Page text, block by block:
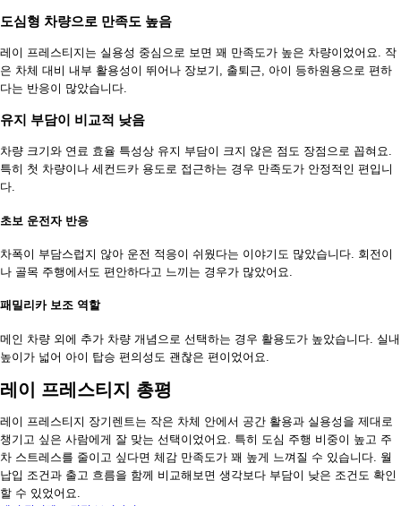
도심형 차량으로 만족도 높음
레이 프레스티지는 실용성 중심으로 보면 꽤 만족도가 높은 차량이었어요. 작
은 차체 대비 내부 활용성이 뛰어나 장보기, 출퇴근, 아이 등하원용으로 편하
다는 반응이 많았습니다.
유지 부담이 비교적 낮음
차량 크기와 연료 효율 특성상 유지 부담이 크지 않은 점도 장점으로 꼽혀요.
특히 첫 차량이나 세컨드카 용도로 접근하는 경우 만족도가 안정적인 편입니
다.
초보 운전자 반응
차폭이 부담스럽지 않아 운전 적응이 쉬웠다는 이야기도 많았습니다. 회전이
나 골목 주행에서도 편안하다고 느끼는 경우가 많았어요.
패밀리카 보조 역할
메인 차량 외에 추가 차량 개념으로 선택하는 경우 활용도가 높았습니다. 실내
높이가 넓어 아이 탑승 편의성도 괜찮은 편이었어요.
레이 프레스티지 총평
레이 프레스티지 장기렌트는 작은 차체 안에서 공간 활용과 실용성을 제대로
챙기고 싶은 사람에게 잘 맞는 선택이었어요. 특히 도심 주행 비중이 높고 주
차 스트레스를 줄이고 싶다면 체감 만족도가 꽤 높게 느껴질 수 있습니다. 월
납입 조건과 출고 흐름을 함께 비교해보면 생각보다 부담이 낮은 조건도 확인
할 수 있었어요.